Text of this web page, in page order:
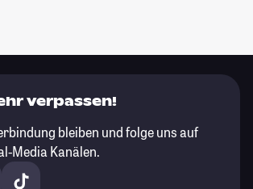
verpassen!
bleiben und folge uns auf
Media Kanälen.